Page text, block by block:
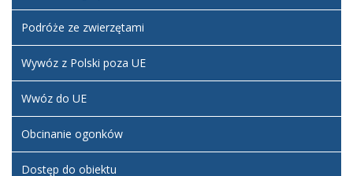
Podróże ze zwierzętami
Wywóz z Polski poza UE
Wwóz do UE
Obcinanie ogonków
Dostęp do obiektu